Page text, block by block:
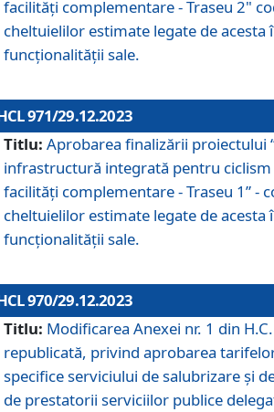
facilități complementare - Traseu 2"
cheltuielilor estimate legate de acesta
funcționalității sale.
971/29.12.2023
Titlu: Aprobarea finalizării proiectului
infrastructură integrată pentru
facilităţi complementare - Traseu 1” -
cheltuielilor estimate legate de acesta
funcționalității sale.
970/29.12.2023
Titlu: Modificarea Anexei nr. 1 din
republicată, privind aprobarea
specifice serviciului de salubrizare și
de prestatorii serviciilor publice